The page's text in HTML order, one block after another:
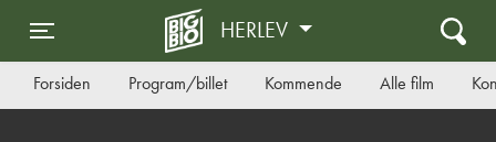
Toggle navigation
HERLEV
Forsiden Program/billet Kommende Alle film